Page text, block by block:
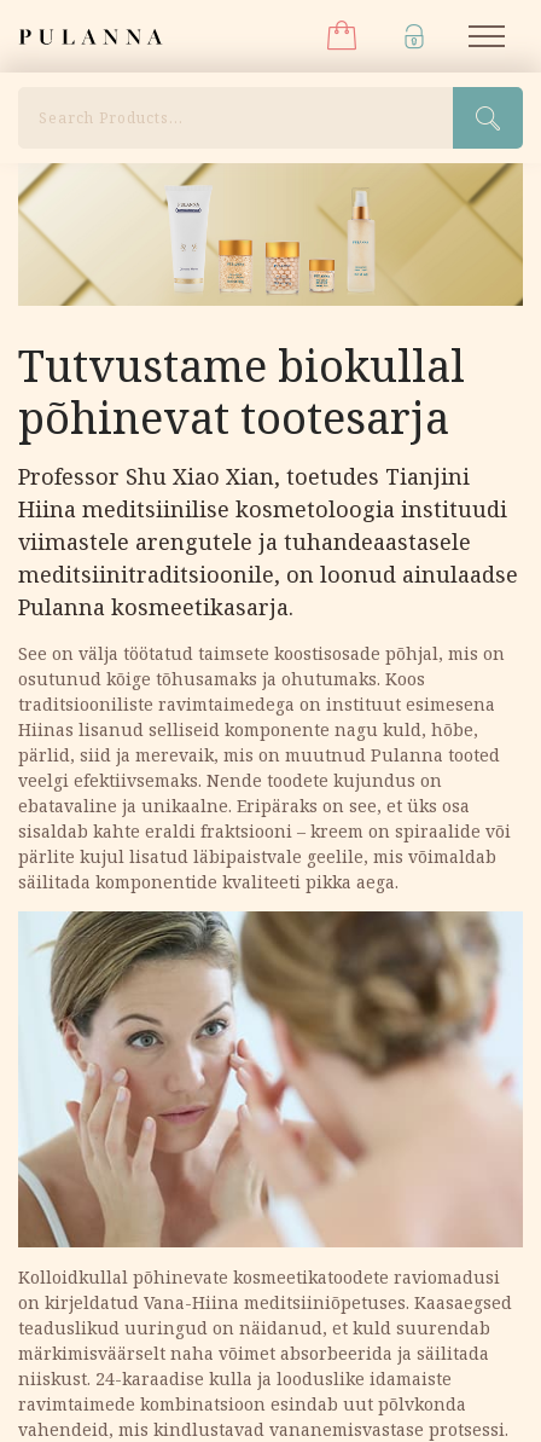
sisu
Menüü
Tutvustame biokullal
põhinevat tootesarja
Professor Shu Xiao Xian, toetudes Tianjini
Hiina meditsiinilise kosmetoloogia instituudi
viimastele arengutele ja tuhandeaastasele
meditsiinitraditsioonile, on loonud ainulaadse
Pulanna kosmeetikasarja.
See on välja töötatud taimsete koostisosade põhjal, mis on
osutunud kõige tõhusamaks ja ohutumaks. Koos
traditsiooniliste ravimtaimedega on instituut esimesena
Hiinas lisanud selliseid komponente nagu kuld, hõbe,
pärlid, siid ja merevaik, mis on muutnud Pulanna tooted
veelgi efektiivsemaks. Nende toodete kujundus on
ebatavaline ja unikaalne. Eripäraks on see, et üks osa
sisaldab kahte eraldi fraktsiooni – kreem on spiraalide või
pärlite kujul lisatud läbipaistvale geelile, mis võimaldab
säilitada komponentide kvaliteeti pikka aega.
Kolloidkullal põhinevate kosmeetikatoodete raviomadusi
on kirjeldatud Vana-Hiina meditsiiniõpetuses. Kaasaegsed
teaduslikud uuringud on näidanud, et kuld suurendab
märkimisväärselt naha võimet absorbeerida ja säilitada
niiskust. 24-karaadise kulla ja looduslike idamaiste
ravimtaimede kombinatsioon esindab uut põlvkonda
vahendeid, mis kindlustavad vananemisvastase protsessi.